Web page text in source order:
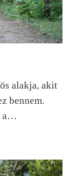
alakja, akit
bennem.
a…